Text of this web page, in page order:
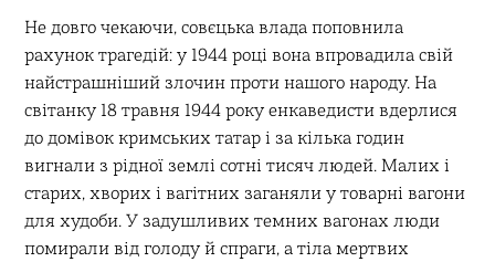
Не довго чекаючи, совєцька влада поповнила
рахунок трагедій: у 1944 році вона впровадила свій
найстрашніший злочин проти нашого народу. На
світанку 18 травня 1944 року енкаведисти вдерлися
до домівок кримських татар і за кілька годин
вигнали з рідної землі сотні тисяч людей. Малих і
старих, хворих і вагітних заганяли у товарні вагони
для худоби. У задушливих темних вагонах люди
помирали від голоду й спраги, а тіла мертвих